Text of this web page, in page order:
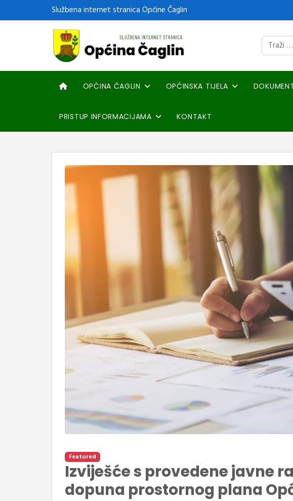
Službena internet stranica Općine Čaglin
OPĆINA ČAGLIN OPĆINSKA TIJELA
PRISTUP INFORMACIJAMA KONTAKT
Featured
Izviješće s provedene javne
dopuna prostornog plana